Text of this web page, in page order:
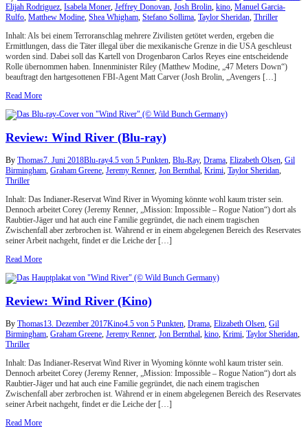
Elijah Rodriguez, Isabela Moner, Jeffrey Donovan, Josh Brolin, kino, Manuel Garcia-
Rulfo, Matthew Modine, Shea Whigham, Stefano Sollima, Taylor Sheridan, Thriller
Inhalt: Als bei einem Terroranschlag mehrere Zivilisten getötet werden, ergeben die
Ermittlungen, dass die Täter illegal über die mexikanische Grenze in die USA geschleust
worden sind. Dabei soll das Kartell von Drogenbaron Carlos Reyes eine entscheidende
Rolle übernommen haben. Innenminister Riley (Matthew Modine, „47 Meters Down“)
beauftragt den hartgesottenen FBI-Agent Matt Carver (Josh Brolin, „Avengers […]
Read More
Review: Wind River (Blu-ray)
By Thomas7. Juni 2018Blu-ray4.5 von 5 Punkten Blu-Ray, Drama Elizabeth Olsen Gil
Birmingham Graham Greene Jeremy Renner Jon Bernthal Krimi Taylor Sheridan
Thriller
Inhalt: Das Indianer-Reservat Wind River in Wyoming könnte wohl kaum trister sein.
Dennoch arbeitet Corey (Jeremy Renner, „Mission: Impossible – Rogue Nation“) dort als
Raubtier-Jäger und hat auch eine Familie gegründet, die nach einem tragischen
Zwischenfall aber zerbrochen ist. Während er in einem abgelegenen Bereich des Reservates
seiner Arbeit nachgeht, findet er die Leiche der […]
Read More
Review: Wind River (Kino)
By Thomas13. Dezember 2017Kino4.5 von 5 Punkten Drama Elizabeth Olsen Gil
Birmingham Graham Greene Jeremy Renner Jon Bernthal kino Krimi Taylor Sheridan
Thriller
Inhalt: Das Indianer-Reservat Wind River in Wyoming könnte wohl kaum trister sein.
Dennoch arbeitet Corey (Jeremy Renner, „Mission: Impossible – Rogue Nation“) dort als
Raubtier-Jäger und hat auch eine Familie gegründet, die nach einem tragischen
Zwischenfall aber zerbrochen ist. Während er in einem abgelegenen Bereich des Reservates
seiner Arbeit nachgeht, findet er die Leiche der […]
Read More